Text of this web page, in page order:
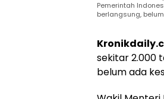
Pemerintah
berlangsung, belum
sekitar 2.000
belum ada